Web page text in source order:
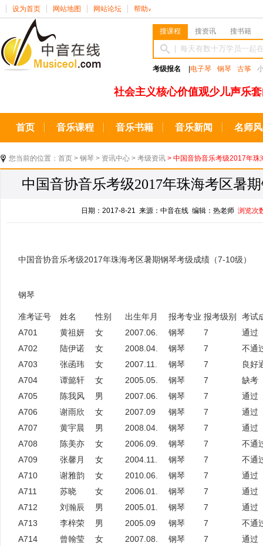
设为首页 网站地图 网站论坛 帮助 ∨
搜课程 搜资讯 搜书籍
考级报名 电子琴 钢琴 古筝
社会主义核心价值观少儿声乐
首页 音乐课程 音乐书籍 音乐新闻 名师
您当前的位置： 首页 > 钢琴 > 资讯中心 > 考级资讯 > 中国音协音乐考级2017年
中国音协音乐考级2017年珠海考区暑
日期：2017-8-21 来源：中音在线 编辑：热老师浏览次
中国音协音乐考级2017年珠海考区暑期钢琴考级成绩（7-10级）
钢琴
准考证号 姓名 性别 出生年月 报考专业 报考级别
考试
A701
黄祖妍 女 2007.06. 钢琴 7
通过
A702
陆伊诺 女 2008.04. 钢琴 7
不通
A703
张函玮 女 2007.11. 钢琴 7
良好
A704
谭懿轩 女 2005.05. 钢琴 7
缺考
A705
陈我风 男 2007.06. 钢琴 7
通过
A706
谢雨欣 女 2007.09 钢琴 7
通过
A707
黄宇晨 男 2008.04. 钢琴 7
通过
A708
陈美亦 女 2006.09. 钢琴 7
不通
A709
张馨月 女 2004.11. 钢琴 7
不通
A710
谢雅韵 女 2010.06. 钢琴 7
通过
A711
苏晓 女 2006.01. 钢琴 7
通过
A712
刘瀚辰 男 2005.01. 钢琴 7
通过
A713
李梓荣 男 2005.09 钢琴 7
不通
A714
曾翰莹 女 2007.08. 钢琴 7
通过